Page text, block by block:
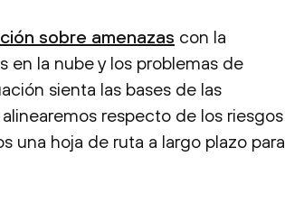
sobre amenazas con la
en la nube y los problemas de
sienta las bases de las
respecto de los riesgos
una hoja de ruta a largo plazo para